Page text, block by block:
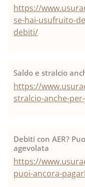
https://
se-hai-usufruito-
debiti/
Saldo e stralcio
https://
stralcio-anche-
Debiti con AER?
agevolata
https://
puoi-ancora-